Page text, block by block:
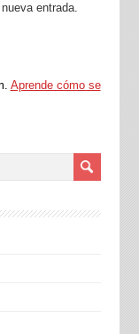
entrada.
Aprende cómo se